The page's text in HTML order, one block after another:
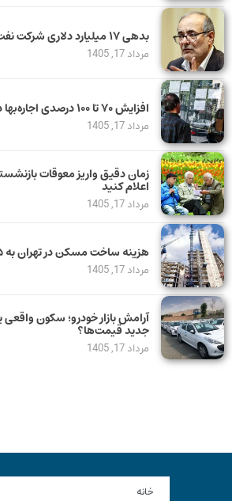
بدهی ١٧ میلیارد دلاری شرکت نفت به صندوق توسعه
مرداد 17, 1405
افزایش ۷۰ تا ۱۰۰ درصدی اجاره‌بها در تهران
مرداد 17, 1405
اعلام کنید
مرداد 17, 1405
هزینه ساخت مسکن در تهران به ۵۵ میلیون تومان رسید
مرداد 17, 1405
آرامش بازار خودرو؛ سکون
جدید قیمت‌ها؟
مرداد 17, 1405
خانه